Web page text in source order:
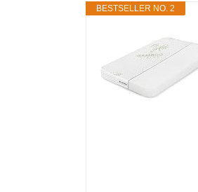
BESTSELLER NO. 2